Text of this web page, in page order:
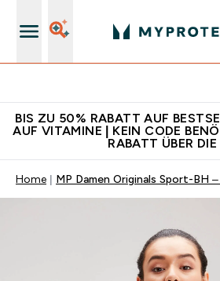
BIS ZU 50% RABATT AUF
AUF VITAMINE | KEIN CODE
RABATT ÜBER DIE
Home MP Damen Originals Sport-BH